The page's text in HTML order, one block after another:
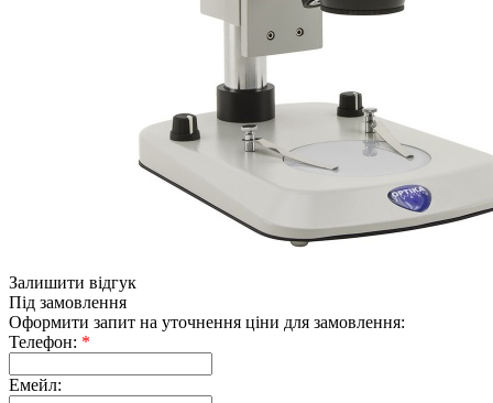
Залишити відгук
Під замовлення
Оформити запит на уточнення ціни для замовлення:
Телефон: *
Емейл: